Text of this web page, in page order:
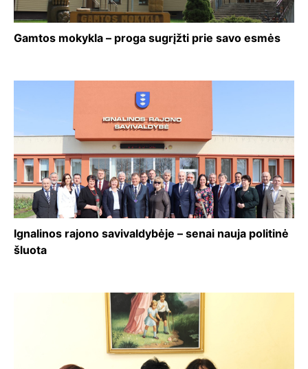
Gamtos mokykla – proga sugrįžti prie savo esmės
Ignalinos rajono savivaldybėje – senai nauja politinė
šluota